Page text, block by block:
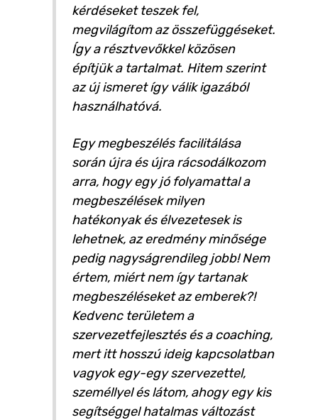
kérdéseket teszek fel,
megvilágítom az összefüggéseket.
Így a résztvevőkkel közösen
építjük a tartalmat. Hitem szerint
az új ismeret így válik igazából
használhatóvá.
Egy megbeszélés facilitálása
során újra és újra rácsodálkozom
arra, hogy egy jó folyamattal a
megbeszélések milyen
hatékonyak és élvezetesek is
lehetnek, az eredmény minősége
pedig nagyságrendileg jobb! Nem
értem, miért nem így tartanak
megbeszéléseket az emberek?!
Kedvenc területem a
szervezetfejlesztés és a coaching,
mert itt hosszú ideig kapcsolatban
vagyok egy-egy szervezettel,
személlyel és látom, ahogy egy kis
segítséggel hatalmas változást